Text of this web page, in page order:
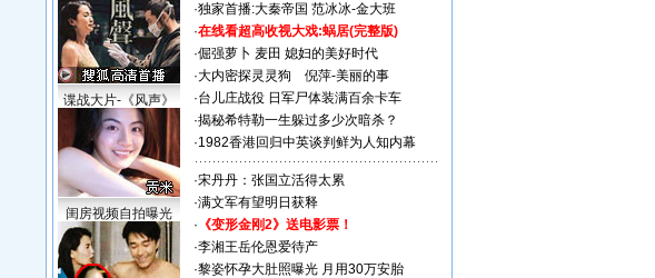
谍战大片-《风声》
闺房视频自拍曝光
·独家首播:大秦帝国 范冰冰-金大班
·在线看超高收视大戏:蜗居(完整版)
·倔强萝卜 麦田 媳妇的美好时代
·大内密探灵灵狗
倪萍-美丽的事
·台儿庄战役 日军尸体装满百余卡车
·揭秘希特勒一生躲过多少次暗杀？
·1982香港回归中英谈判鲜为人知内幕
·宋丹丹：张国立活得太累
·满文军有望明日获释
· 《变形金刚2》送电影票！
·李湘王岳伦恩爱待产
·黎姿怀孕大肚照曝光 月用30万安胎